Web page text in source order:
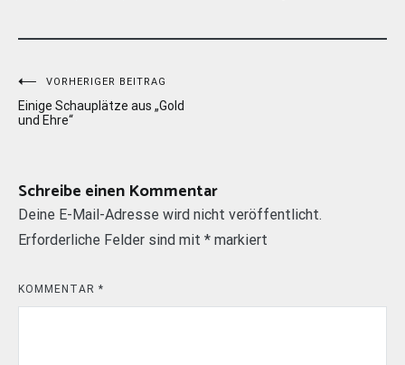
Beitragsnavigation
VORHERIGER BEITRAG
Einige Schauplätze aus „Gold
und Ehre“
Schreibe einen Kommentar
Deine E-Mail-Adresse wird nicht veröffentlicht.
Erforderliche Felder sind mit * markiert
KOMMENTAR *